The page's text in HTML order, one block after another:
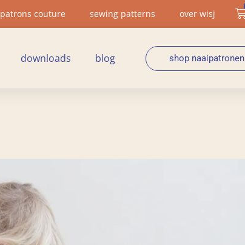
patrons couture sewing patterns over wisj
downloads blog shop naaipatronen